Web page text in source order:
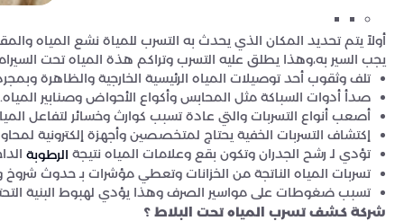
أولاً يتم تحديد المكان الذي يحدث به التسرب للمياة نشع المياه
يجب السير به،وهذا يطلق عليه التسرب وتراكم هذة المياه تحت
تلف وثقوب أحد توصيلات المياه الرئيسية الخارجية والظاهرة
صدأ أدوات السباكة مثل المحابس وأكواع الأحواض وصنابير المياه.
أصعب أنواع التسربات والتي عادة تسبب كوارث وخسائر لتفاعل
إكتشاف التسربات الخفية يحتاج لمتخصصين وأجهزة إلكترونية
تؤدي لـ رشح الجدران وتكون بقع وعلامات المياه نتيجة الرطوبة
تسربات المياه الناتجة من الخزانات وتعطي مؤشرات بـ حدوث
تسبب ضغوطات على مواسير الصرف وهذا يؤدي لهبوط البنية
شركة كشف تسرب المياه تحت البلاط ؟